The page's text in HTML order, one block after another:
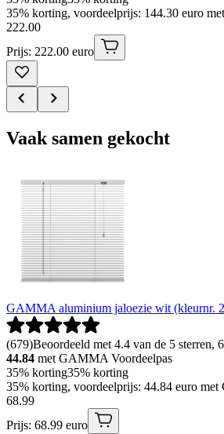
35% korting, voordeelprijs: 144.30 euro
222.00
Prijs: 222.00 euro
Vaak samen gekocht
GAMMA aluminium jaloezie wit (kleurnr.
(679)Beoordeeld met 4.4 van de 5 sterren,
44.84 met GAMMA Voordeelpas
35% korting35% korting
35% korting, voordeelprijs: 44.84 euro
68.99
Prijs: 68.99 euro